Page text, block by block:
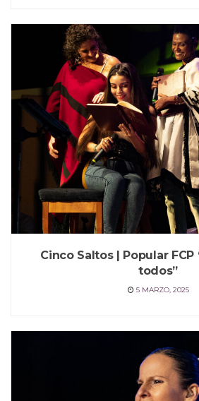
Cinco Saltos | Popular FCP
todos”
5 MARZO, 2025